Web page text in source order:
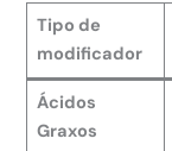
Tipo de
modificador
Ácidos
Graxos